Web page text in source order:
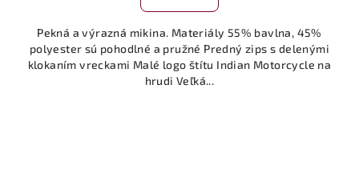
Pekná a výrazná mikina. Materiály 55% bavlna, 45%
polyester sú pohodlné a pružné Predný zips s delenými
klokaním vreckami Malé logo štítu Indian Motorcycle na
hrudi Veľká...